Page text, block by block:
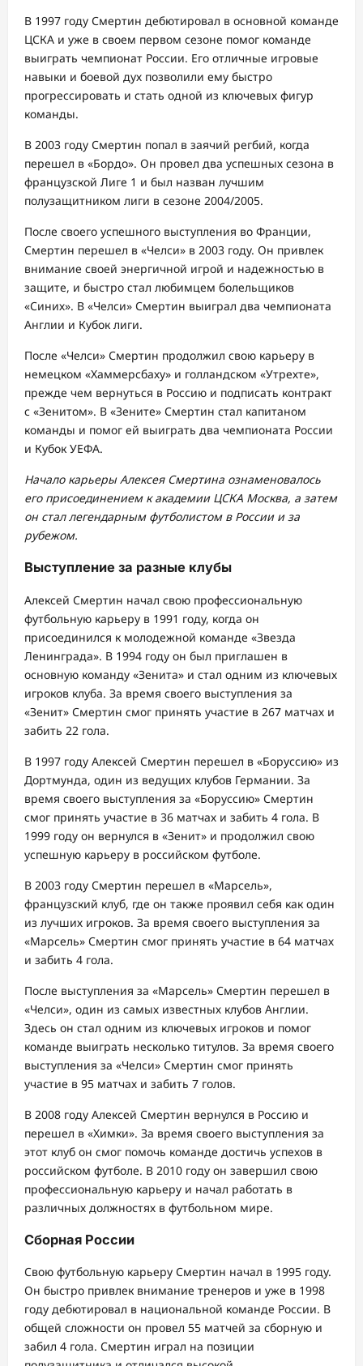
В 1997 году Смертин дебютировал в основной команде
ЦСКА и уже в своем первом сезоне помог команде
выиграть чемпионат России. Его отличные игровые
навыки и боевой дух позволили ему быстро
прогрессировать и стать одной из ключевых фигур
команды.
В 2003 году Смертин попал в заячий регбий, когда
перешел в «Бордо». Он провел два успешных сезона в
французской Лиге 1 и был назван лучшим
полузащитником лиги в сезоне 2004/2005.
После своего успешного выступления во Франции,
Смертин перешел в «Челси» в 2003 году. Он привлек
внимание своей энергичной игрой и надежностью в
защите, и быстро стал любимцем болельщиков
«Синих». В «Челси» Смертин выиграл два чемпионата
Англии и Кубок лиги.
После «Челси» Смертин продолжил свою карьеру в
немецком «Хаммерсбаху» и голландском «Утрехте»,
прежде чем вернуться в Россию и подписать контракт
с «Зенитом». В «Зените» Смертин стал капитаном
команды и помог ей выиграть два чемпионата России
и Кубок УЕФА.
Начало карьеры Алексея Смертина ознаменовалось
его присоединением к академии ЦСКА Москва, а затем
он стал легендарным футболистом в России и за
рубежом.
Выступление за разные клубы
Алексей Смертин начал свою профессиональную
футбольную карьеру в 1991 году, когда он
присоединился к молодежной команде «Звезда
Ленинграда». В 1994 году он был приглашен в
основную команду «Зенита» и стал одним из ключевых
игроков клуба. За время своего выступления за
«Зенит» Смертин смог принять участие в 267 матчах и
забить 22 гола.
В 1997 году Алексей Смертин перешел в «Боруссию» из
Дортмунда, один из ведущих клубов Германии. За
время своего выступления за «Боруссию» Смертин
смог принять участие в 36 матчах и забить 4 гола. В
1999 году он вернулся в «Зенит» и продолжил свою
успешную карьеру в российском футболе.
В 2003 году Смертин перешел в «Марсель»,
французский клуб, где он также проявил себя как один
из лучших игроков. За время своего выступления за
«Марсель» Смертин смог принять участие в 64 матчах
и забить 4 гола.
После выступления за «Марсель» Смертин перешел в
«Челси», один из самых известных клубов Англии.
Здесь он стал одним из ключевых игроков и помог
команде выиграть несколько титулов. За время своего
выступления за «Челси» Смертин смог принять
участие в 95 матчах и забить 7 голов.
В 2008 году Алексей Смертин вернулся в Россию и
перешел в «Химки». За время своего выступления за
этот клуб он смог помочь команде достичь успехов в
российском футболе. В 2010 году он завершил свою
профессиональную карьеру и начал работать в
различных должностях в футбольном мире.
Сборная России
Свою футбольную карьеру Смертин начал в 1995 году.
Он быстро привлек внимание тренеров и уже в 1998
году дебютировал в национальной команде России. В
общей сложности он провел 55 матчей за сборную и
забил 4 гола. Смертин играл на позиции